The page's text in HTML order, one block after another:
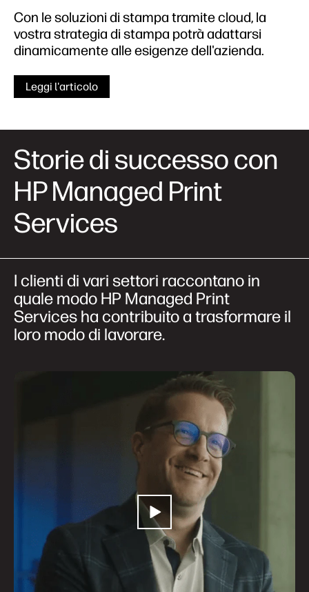
Con le soluzioni di stampa tramite cloud, la
vostra strategia di stampa potrà adattarsi
dinamicamente alle esigenze dell'azienda.
Leggi l'articolo
Storie di successo con
HP Managed Print
Services
I clienti di vari settori raccontano in
quale modo HP Managed Print
Services ha contribuito a trasformare il
loro modo di lavorare.